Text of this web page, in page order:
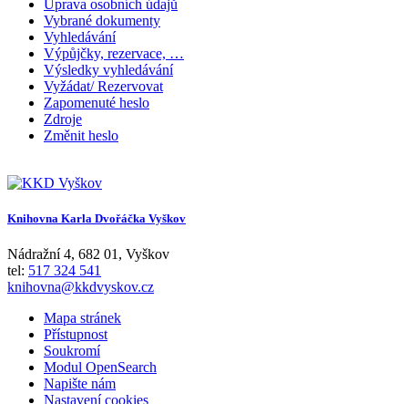
Úprava osobních údajů
Vybrané dokumenty
Vyhledávání
Výpůjčky, rezervace, …
Výsledky vyhledávání
Vyžádat/ Rezervovat
Zapomenuté heslo
Zdroje
Změnit heslo
Knihovna Karla Dvořáčka Vyškov
Nádražní 4, 682 01, Vyškov
tel: 517 324 541
knihovna@kkdvyskov.cz
Mapa stránek
Přístupnost
Soukromí
Modul OpenSearch
Napište nám
Nastavení cookies